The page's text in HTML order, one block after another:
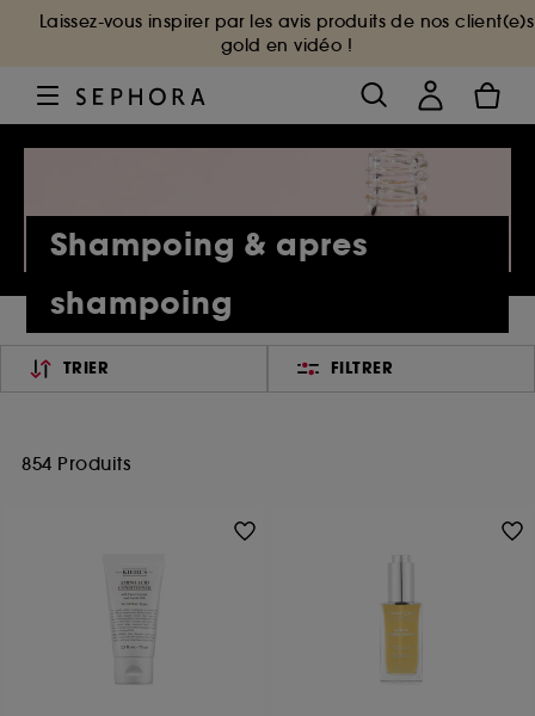
Laissez-vous inspirer par les avis produits de nos client(e)s
gold en vidéo !
Shampoing & apres
shampoing
TRIER FILTRER
854 Produits